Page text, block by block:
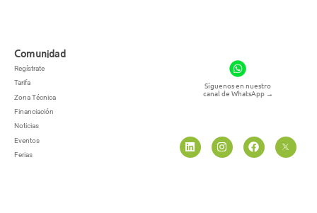
Comunidad
Regístrate
Tarifa
Zona Técnica
Financiación
Noticias
Eventos
Ferias
Síguenos en nuestro
canal de WhatsApp →